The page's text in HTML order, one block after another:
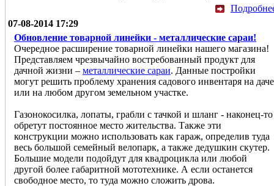
07-08-2014 17:29
Обновление товарной линейки - металлические сараи!
Очередное расширение товарной линейки нашего магазина!
Представляем чрезвычайно востребованный продукт для
дачной жизни – металлические сараи. Данные постройки
могут решить проблему хранения садового инвентаря на даче
или на любом другом земельном участке.
Газонокосилка, лопаты, грабли с тачкой и шланг - наконец-то
обретут постоянное место жительства. Также эти
конструкции можно использовать как гараж, определив туда
весь большой семейный велопарк, а также дедушкин скутер.
Большие модели подойдут для квадроцикла или любой
другой более габаритной мототехнике. А если останется
свободное место, то туда можно сложить дрова.